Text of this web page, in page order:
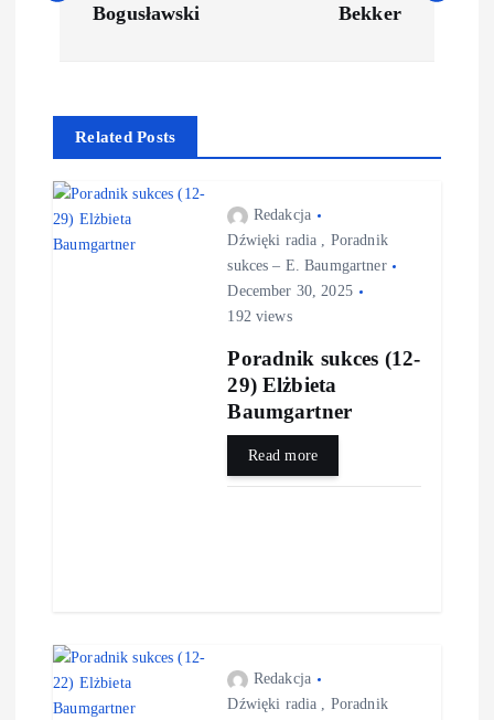
Bogusławski
Bekker
Related Posts
Redakcja
Dźwięki radia , Poradnik
sukces – E. Baumgartner
December 30, 2025
192 views
Poradnik sukces (12-
29) Elżbieta
Baumgartner
Read more
Redakcja
Dźwięki radia , Poradnik